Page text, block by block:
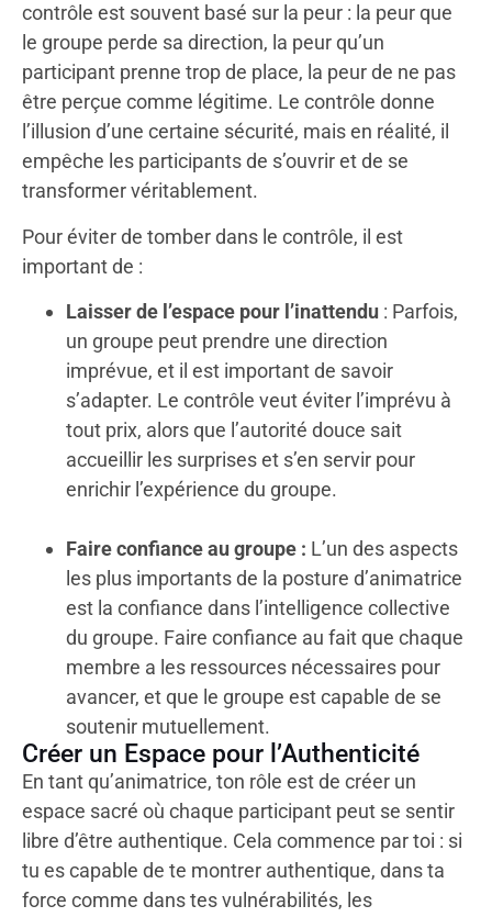
contrôle est souvent basé sur la peur : la peur que
le groupe perde sa direction, la peur qu’un
participant prenne trop de place, la peur de ne pas
être perçue comme légitime. Le contrôle donne
l’illusion d’une certaine sécurité, mais en réalité, il
empêche les participants de s’ouvrir et de se
transformer véritablement.
Pour éviter de tomber dans le contrôle, il est
important de :
Laisser de l’espace pour l’inattendu : Parfois,
un groupe peut prendre une direction
imprévue, et il est important de savoir
s’adapter. Le contrôle veut éviter l’imprévu à
tout prix, alors que l’autorité douce sait
accueillir les surprises et s’en servir pour
enrichir l’expérience du groupe.
Faire confiance au groupe : L’un des aspects
les plus importants de la posture d’animatrice
est la confiance dans l’intelligence collective
du groupe. Faire confiance au fait que chaque
membre a les ressources nécessaires pour
avancer, et que le groupe est capable de se
soutenir mutuellement.
Créer un Espace pour l’Authenticité
En tant qu’animatrice, ton rôle est de créer un
espace sacré où chaque participant peut se sentir
libre d’être authentique. Cela commence par toi : si
tu es capable de te montrer authentique, dans ta
force comme dans tes vulnérabilités, les